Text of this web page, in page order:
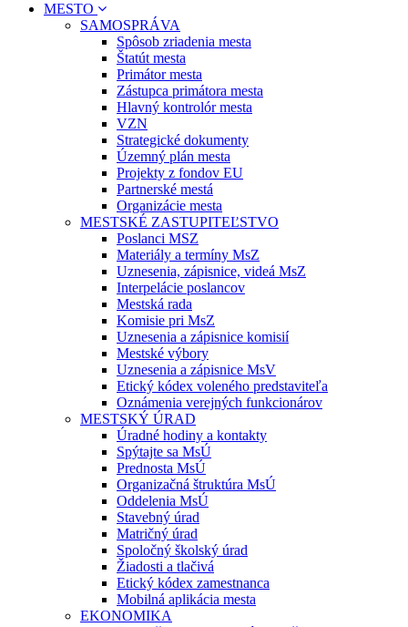
MESTO
SAMOSPRÁVA
Spôsob zriadenia mesta
Štatút mesta
Primátor mesta
Zástupca primátora mesta
Hlavný kontrolór mesta
VZN
Strategické dokumenty
Územný plán mesta
Projekty z fondov EU
Partnerské mestá
Organizácie mesta
MESTSKÉ ZASTUPITEĽSTVO
Poslanci MSZ
Materiály a termíny MsZ
Uznesenia, zápisnice, videá MsZ
Interpelácie poslancov
Mestská rada
Komisie pri MsZ
Uznesenia a zápisnice komisií
Mestské výbory
Uznesenia a zápisnice MsV
Etický kódex voleného predstaviteľa
Oznámenia verejných funkcionárov
MESTSKÝ ÚRAD
Úradné hodiny a kontakty
Spýtajte sa MsÚ
Prednosta MsÚ
Organizačná štruktúra MsÚ
Oddelenia MsÚ
Stavebný úrad
Matričný úrad
Spoločný školský úrad
Žiadosti a tlačivá
Etický kódex zamestnanca
Mobilná aplikácia mesta
EKONOMIKA